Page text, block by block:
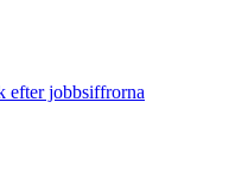
efter jobbsiffrorna